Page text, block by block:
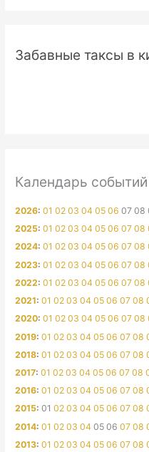
Забавные таксы в
Календарь событий
2026:01 02 03 04 05 06 07 08
2025:01 02 03 04 05 06 07 08
2024:01 02 03 04 05 06 07 08
2023:01 02 03 04 05 06 07 08
2022:01 02 03 04 05 06 07 08
2021:01 02 03 04 05 06 07 08
2020:01 02 03 04 05 06 07 08
2019:01 02 03 04 05 06 07 08
2018:01 02 03 04 05 06 07 08
2017:01 02 03 04 05 06 07 08
2016:01 02 03 04 05 06 07 08
2015:01 02 03 04 05 06 07 08
2014:01 02 03 04 05 06 07 08
2013:01 02 03 04 05 06 07 08